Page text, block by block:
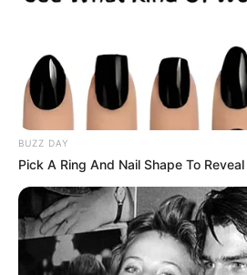
BUZZ DAY
Pick A Ring And Nail Shape To